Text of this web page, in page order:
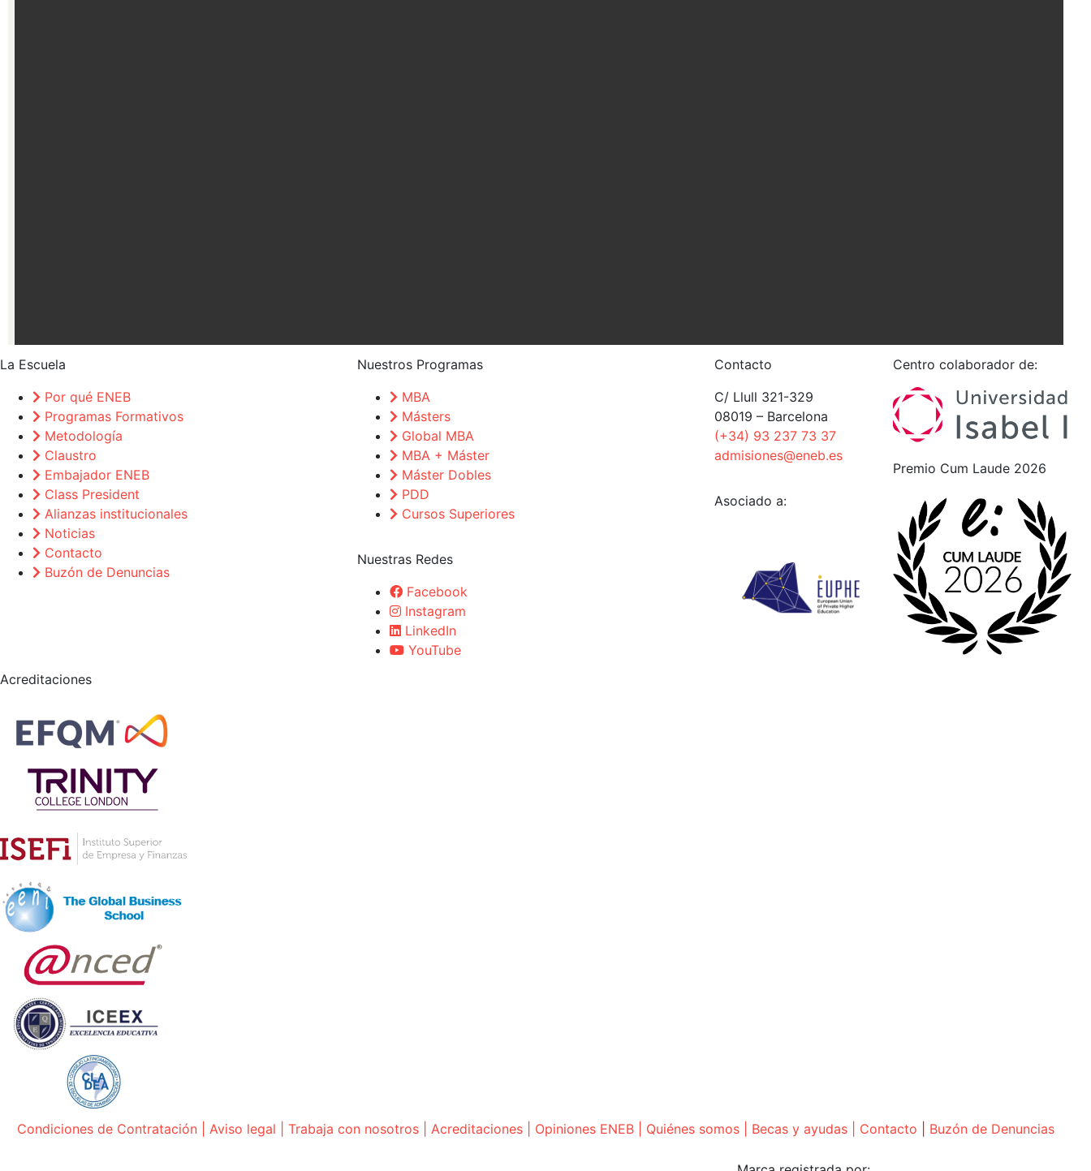
La Escuela
Por qué ENEB
Programas Formativos
Metodología
Claustro
Embajador ENEB
Class President
Alianzas institucionales
Noticias
Contacto
Buzón de Denuncias
Nuestros Programas
MBA
Másters
Global MBA
MBA + Máster
Máster Dobles
PDD
Cursos Superiores
Nuestras Redes
Facebook
Instagram
LinkedIn
YouTube
Contacto
C/ Llull 321-329
08019 – Barcelona
(+34) 93 237 73 37
admisiones@eneb.es
Asociado a:
Centro colaborador de:
Premio Cum Laude 2026
Acreditaciones
Condiciones de Contratación Aviso legal Trabaja con nosotros Acreditaciones Opiniones ENEB Quiénes somos Becas y ayudas Contacto Buzón de Denuncias